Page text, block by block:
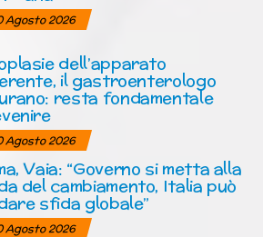
Agosto 2026
dell’apparato
il gastroenterologo
resta fondamentale
Agosto 2026
Vaia: “Governo si metta alla
del cambiamento, Italia può
sfida globale”
Agosto 2026